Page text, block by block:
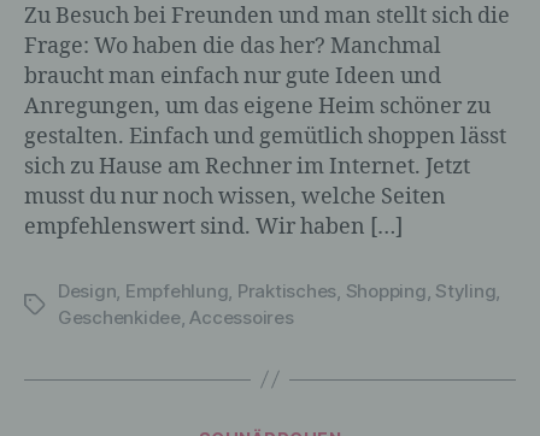
Zu Besuch bei Freunden und man stellt sich die
Frage: Wo haben die das her? Manchmal
braucht man einfach nur gute Ideen und
Anregungen, um das eigene Heim schöner zu
gestalten. Einfach und gemütlich shoppen lässt
sich zu Hause am Rechner im Internet. Jetzt
musst du nur noch wissen, welche Seiten
empfehlenswert sind. Wir haben […]
Schlagwörter
Design Empfehlung Praktisches Shopping Styling
Geschenkidee,Accessoires